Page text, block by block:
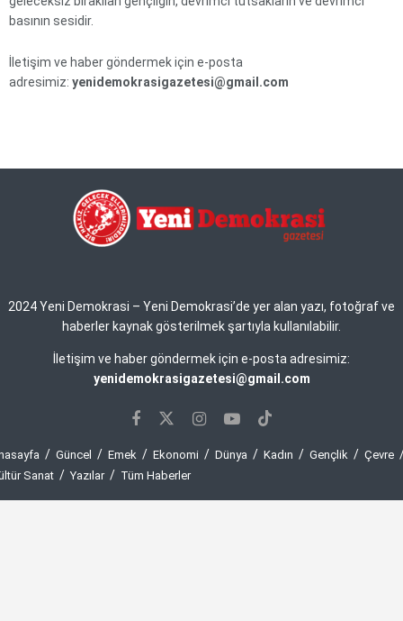
basının sesidir.
İletişim ve haber göndermek için e-posta
adresimiz: yenidemokrasigazetesi@gmail.com
2024 Yeni Demokrasi – Yeni Demokrasi’de yer alan yazı, fotoğraf ve
haberler kaynak gösterilmek şartıyla kullanılabilir.
İletişim ve haber göndermek için e-posta adresimiz:
yenidemokrasigazetesi@gmail.com
Güncel Emek Ekonomi Dünya Kadın Gençlik
Çevre
Sanat
Yazılar Tüm Haberler